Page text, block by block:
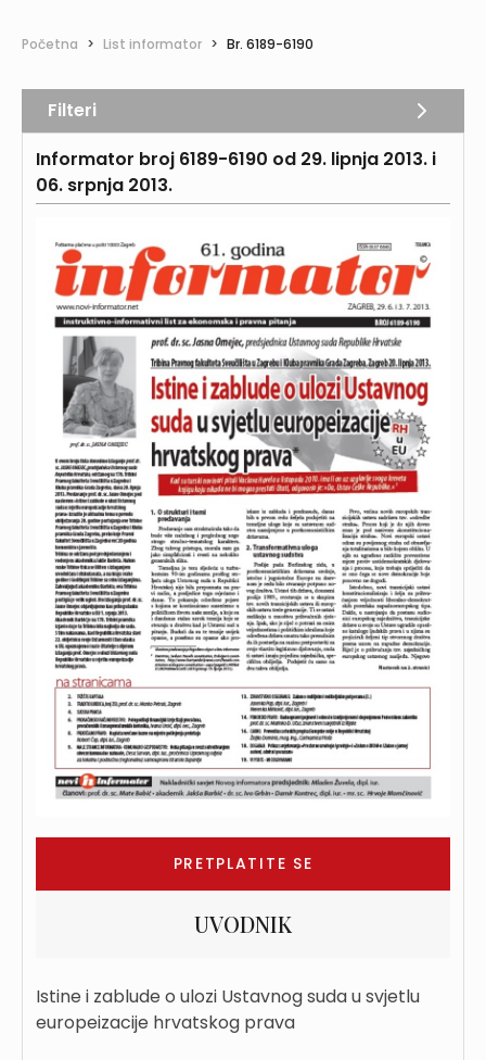
Početna > List informator > Br. 6189-6190
Informator broj 6189-6190 od 29. lipnja 2013. i
06. srpnja 2013.
PRETPLATITE SE
UVODNIK
Istine i zablude o ulozi Ustavnog suda u svjetlu
europeizacije hrvatskog prava
Filteri